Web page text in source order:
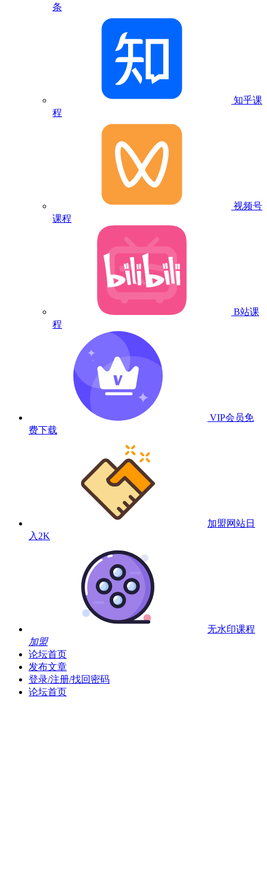
条
知乎课
程
视频号
课程
B站课
程
VIP会员免
费下载
加盟网站日
入2K
无水印课程
加盟
论坛首页
发布文章
登录/注册/找回密码
论坛首页